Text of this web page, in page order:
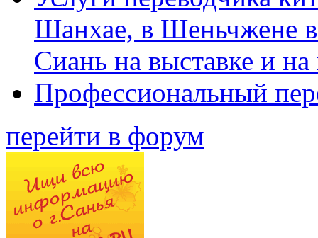
Шанхае, в Шеньчжене
Сиань на выставке и
Профессиональный
перейти в форум